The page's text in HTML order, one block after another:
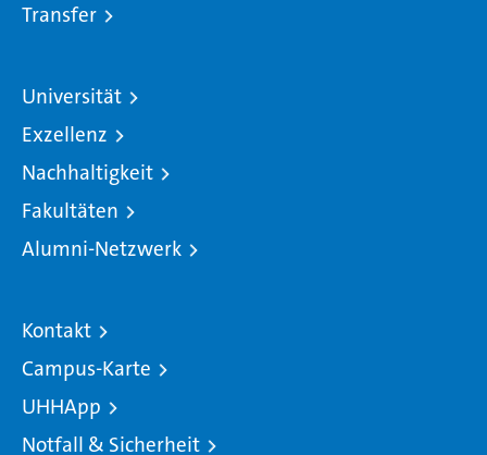
Transfer
Universität
Exzellenz
Nachhaltigkeit
Fakultäten
Alumni-Netzwerk
Kontakt
Campus-Karte
UHHApp
Notfall & Sicherheit